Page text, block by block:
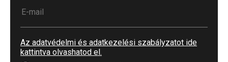
Az adatvédelmi és adatkezelési szabályzatot ide
kattintva olvashatod el.